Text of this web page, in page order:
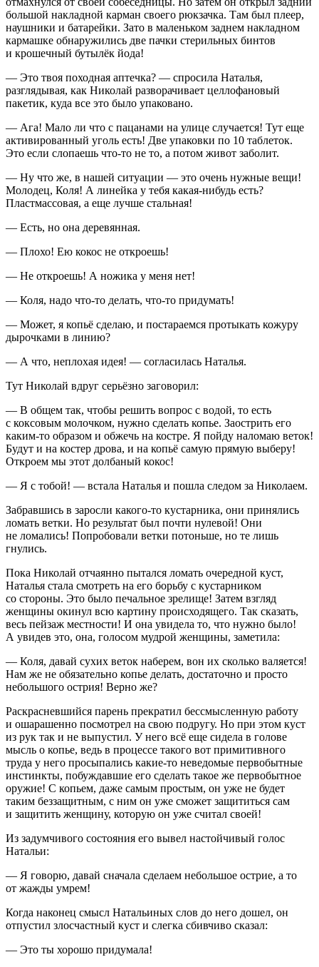
большой накладной карман своего рюкзачка. Там был плеер,
наушники и батарейки. Зато в маленьком заднем накладном
кармашке обнаружились две пачки стерильных бинтов
и крошечный бутылёк йода!
— Это твоя походная аптечка? — спросила Наталья,
разглядывая, как Николай разворачивает целлофановый
пакетик, куда все это было упаковано.
— Ага! Мало ли что с пацанами на улице случается! Тут еще
активированный уголь есть! Две упаковки по 10 таблеток.
Это если слопаешь что-то не то, а потом живот заболит.
— Ну что же, в нашей ситуации — это очень нужные вещи!
Молодец, Коля! А линейка у тебя какая-нибудь есть?
Пластмассовая, а еще лучше стальная!
— Есть, но она деревянная.
— Плохо! Ею кокос не откроешь!
— Не откроешь! А ножика у меня нет!
— Коля, надо что-то делать, что-то придумать!
— Может, я копьё сделаю, и постараемся протыкать кожуру
дырочками в линию?
— А что, неплохая идея! — согласилась Наталья.
Тут Николай вдруг серьёзно заговорил:
— В общем так, чтобы решить вопрос с водой, то есть
с коксовым молочком, нужно сделать копье. Заострить его
каким-то образом и обжечь на костре. Я пойду наломаю веток!
Будут и на костер дрова, и на копьё самую прямую выберу!
Откроем мы этот долбаный кокос!
— Я с тобой! — встала Наталья и пошла следом за Николаем.
Забравшись в заросли какого-то кустарника, они принялись
ломать ветки. Но результат был почти нулевой! Они
не ломались! Попробовали ветки потоньше, но те лишь
гнулись.
Пока Николай отчаянно пытался ломать очередной куст,
Наталья стала смотреть на его борьбу с кустарником
со стороны. Это было печальное зрелище! Затем взгляд
женщины окинул всю картину происходящего. Так сказать,
весь пейзаж местности! И она увидела то, что нужно было!
А увидев это, она, голосом мудрой женщины, заметила:
— Коля, давай сухих веток наберем, вон их сколько валяется!
Нам же не обязательно копье делать, достаточно и просто
небольшого острия! Верно же?
Раскрасневшийся парень прекратил бессмысленную работу
и ошарашенно посмотрел на свою подругу. Но при этом куст
из рук так и не выпустил. У него всё еще сидела в голове
мысль о копье, ведь в процессе такого вот примитивного
труда у него просыпались какие-то неведомые первобытные
инстинкты, побуждавшие его сделать такое же первобытное
оружие! С копьем, даже самым простым, он уже не будет
таким беззащитным, с ним он уже сможет защититься сам
и защитить женщину, которую он уже считал своей!
Из задумчивого состояния его вывел настойчивый голос
Натальи:
— Я говорю, давай сначала сделаем небольшое острие, а то
от жажды умрем!
Когда наконец смысл Натальиных слов до него дошел, он
отпустил злосчастный куст и слегка сбивчиво сказал:
— Это ты хорошо придумала!